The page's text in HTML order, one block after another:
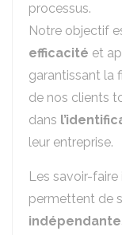
processus.
Notre objectif
efficacité et
garantissant la
de nos clients
dans
leur entreprise.
Les savoir-
permettent de